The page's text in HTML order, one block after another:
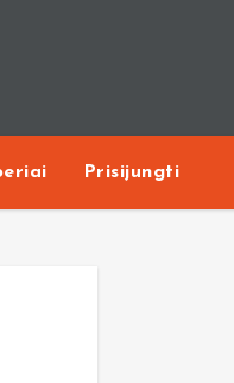
Prisijungti